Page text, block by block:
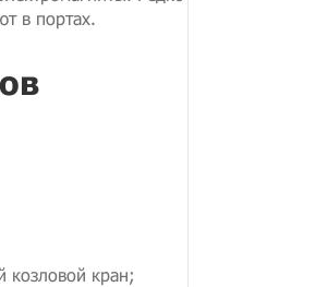
в портах.
козловой кран;